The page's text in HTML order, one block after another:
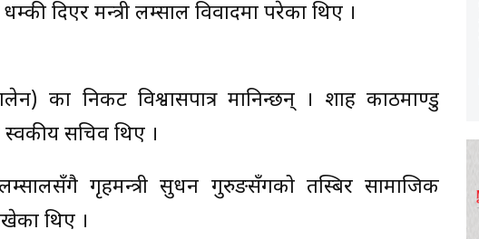
दिएर मन्त्री लम्साल विवादमा परेका थिए ।
का निकट विश्वासपात्र मानिन्छन् । शाह काठमाण्डु
सचिव थिए ।
गृहमन्त्री सुधन गुरुङसँगको तस्बिर सामाजिक
थिए ।